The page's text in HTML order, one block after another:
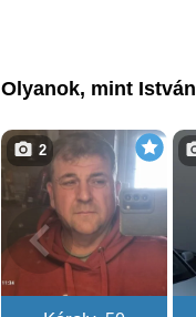
Olyanok, mint István
2